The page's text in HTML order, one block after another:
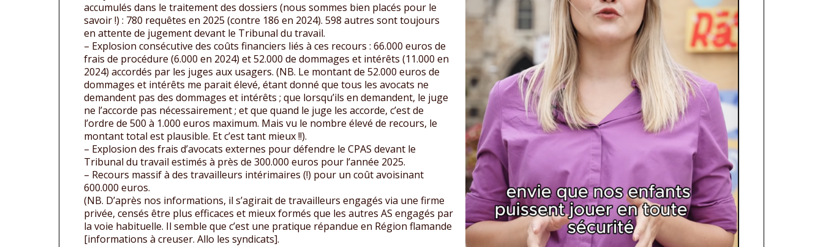
accumulés dans le traitement des dossiers (nous sommes bien placés pour le
savoir !) : 780 requêtes en 2025 (contre 186 en 2024). 598 autres sont toujours
en attente de jugement devant le Tribunal du travail.
– Explosion consécutive des coûts financiers liés à ces recours : 66.000 euros de
frais de procédure (6.000 en 2024) et 52.000 de dommages et intérêts (11.000 en
2024) accordés par les juges aux usagers. (NB. Le montant de 52.000 euros de
dommages et intérêts me parait élevé, étant donné que tous les avocats ne
demandent pas des dommages et intérêts ; que lorsqu’ils en demandent, le juge
ne l’accorde pas nécessairement ; et que quand le juge les accorde, c’est de
l’ordre de 500 à 1.000 euros maximum. Mais vu le nombre élevé de recours, le
montant total est plausible. Et c’est tant mieux !!).
– Explosion des frais d’avocats externes pour défendre le CPAS devant le
Tribunal du travail estimés à près de 300.000 euros pour l’année 2025.
– Recours massif à des travailleurs intérimaires (!) pour un coût avoisinant
600.000 euros.
(NB. D’après nos informations, il s’agirait de travailleurs engagés via une firme
privée, censés être plus efficaces et mieux formés que les autres AS engagés par
la voie habituelle. Il semble que c’est une pratique répandue en Région flamande
[informations à creuser. Allo les syndicats].